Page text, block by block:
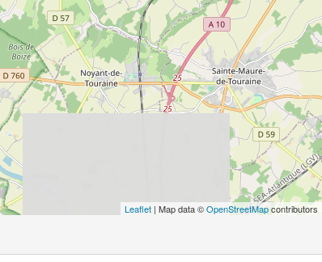
Leaflet | Map data ©OpenStreetMapcontributors